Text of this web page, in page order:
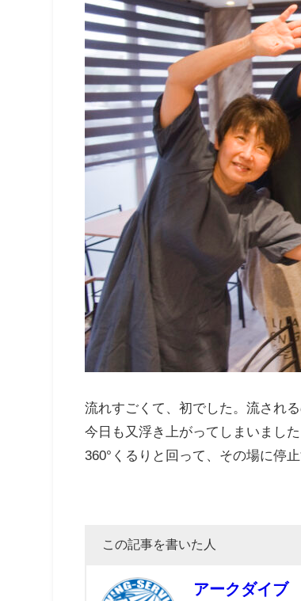
流れすごくて、初でした。流され
今日も又浮き上がってしまいまし
360°くるりと回って、その場に停
この記事を書いた人
アークダイブ